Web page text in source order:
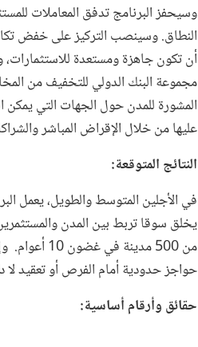
وسيحفز البرنامج تدفق المعاملات
النطاق. وسينصب التركيز على خفض
أن تكون جاهزة ومستعدة
مجموعة البنك الدولي للتخفيف من
المشورة للمدن حول الجهات التي
عليها من خلال الإقراض المباشر
النتائج المتوقعة:
في الأجلين المتوسط والطويل، يعمل
من 500
حواجز حدودية أمام الفرص أو تعقيد لا
حقائق وأرقام أساسية: